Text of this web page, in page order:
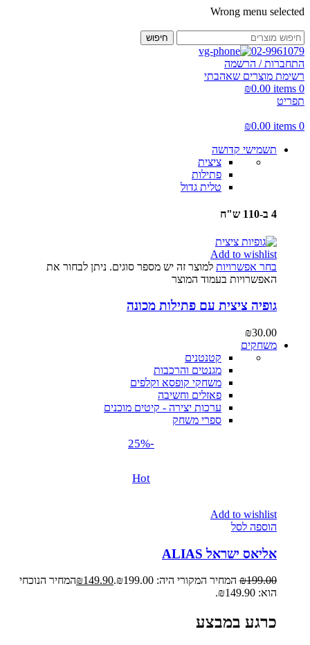
Wrong menu selected
חיפוש
02-9961079
התחברות / הרשמה
רשימת מוצרים שאהבתי
0
items
₪0.00
תפריט
0
items
₪0.00
תשמישי קדושה
ציצית
פתילות
טלית גדול
4 ב-110 ש"ח
Add to wishlist
בחר אפשרויות למוצר זה יש מספר סוגים. ניתן לבחור את
האפשרויות בעמוד המוצר
גופיה ציצית עם פתילות מכונה
₪30.00
משחקים
קטנטנים
מגנטים והרכבות
משחקי קופסא וקלפים
פאזלים וחשיבה
ערכות יצירה - קיטים מוכנים
ספרי משחק
-25%
Hot
Add to wishlist
הוספה לסל
אליאס ישראל ALIAS
₪199.00 המחיר המקורי היה: ₪199.00. ₪149.90
המחיר הנוכחי
הוא: ₪149.90.
כרגע במבצע